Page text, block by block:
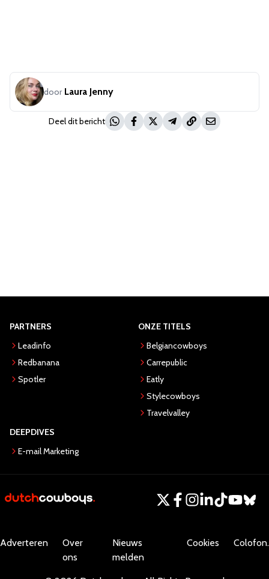
door Laura Jenny
Deel dit bericht
PARTNERS
Leadinfo
Redbanana
Spotler
ONZE TITELS
Belgiancowboys
Carrepublic
Eatly
Stylecowboys
Travelvalley
DEEPDIVES
E-mail Marketing
Adverteren
Over
ons
Nieuws
melden
Cookies Colofon.